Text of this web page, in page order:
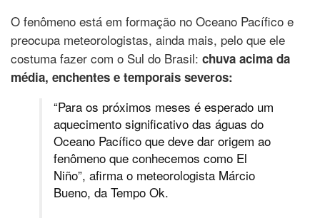
O fenômeno está em formação no Oceano Pacífico e
preocupa meteorologistas, ainda mais, pelo que ele
costuma fazer com o Sul do Brasil: chuva acima da
média, enchentes e temporais severos:
“Para os próximos meses é esperado um
aquecimento significativo das águas do
Oceano Pacífico que deve dar origem ao
fenômeno que conhecemos como El
Niño”, afirma o meteorologista Márcio
Bueno, da Tempo Ok.